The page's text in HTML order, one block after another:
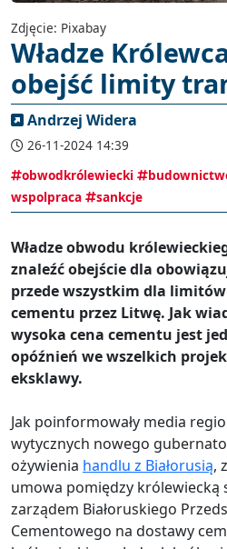
Zdjęcie: Pixabay
Władze
obejść limity
Andrzej Widera
26-11-2024 14:39
obwodkrólewiecki
wspolpraca
sankcje
Władze obwodu
znaleźć obejście dla
przede wszystkim dla
cementu przez Litwę. Jak
wysoka cena cementu jest
opóźnień we wszelkich
eksklawy.
Jak poinformowały media
wytycznych nowego
ożywienia handlu z Białorusią,
umowa pomiędzy królewiecką
zarządem Białoruskiego
Cementowego na dostawy